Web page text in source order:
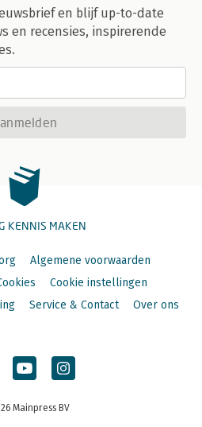
en blijf up-to-date
en recensies, inspirerende
KENNIS MAKEN
Algemene voorwaarden
Cookie instellingen
Service & Contact Over ons
Mainpress BV